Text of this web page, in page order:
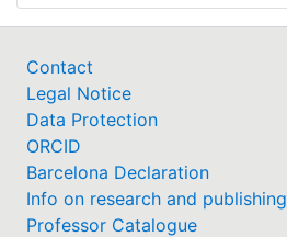
Contact
Legal Notice
Data Protection
ORCID
Barcelona Declaration
Info on research and publishing
Professor Catalogue